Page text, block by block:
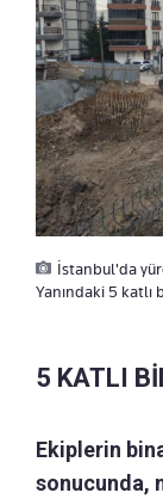
İstanbul'da
Yanındaki 5 katlı
5 KATLI
Ekiplerin
sonucunda,